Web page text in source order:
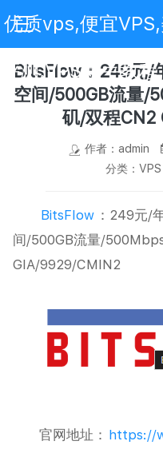
优质vps,便宜
评测,VPS新手教
BitsFlow：249元/
空间/500GB流量/
矶/双程CN2
作者：admin
分类：VPS
BitsFlow ：249元/
间/500GB流量/
GIA/9929/CMIN2
官网地址： https://